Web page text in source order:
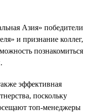
Азия» победители
и признание коллег,
познакомиться
эффективная
поскольку
топ-менеджеры